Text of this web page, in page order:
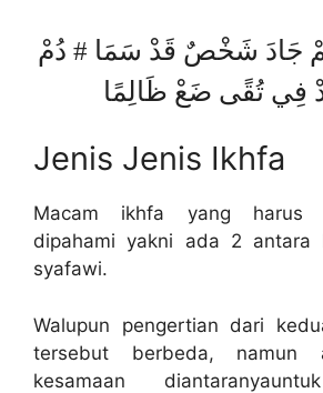
جَادَ شَخْصٌ قَدْ سَمَا # دُمْ
فِي تُقًى ضَعْ ظَالِمًا
Jenis Jenis Ikhfa
Macam ikhfa yang harus
dipahami yakni ada 2 antara
syafawi.
Walupun pengertian dari
tersebut berbeda, namun
kesamaan